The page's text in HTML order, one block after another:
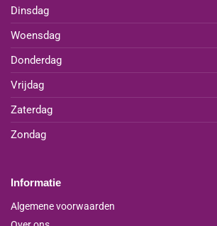
Dinsdag
Woensdag
Donderdag
Vrijdag
Zaterdag
Zondag
Informatie
Algemene voorwaarden